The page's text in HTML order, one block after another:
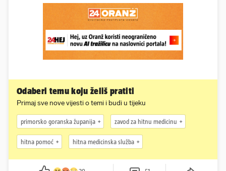
Odaberi temu koju želiš pratiti
Primaj sve nove vijesti o temi i budi u tijeku
primorsko goranska županija zavod za hitnu medicinu
hitna pomoć hitna medicinska služba